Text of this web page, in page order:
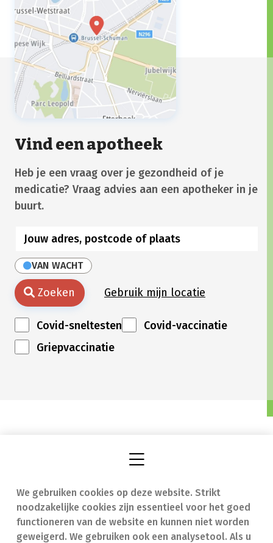
We gebruiken cookies op deze website. Strikt
noodzakelijke cookies zijn essentieel voor het goed
functioneren van de website en kunnen niet worden
geweigerd. We gebruiken ook een analysetool. Als u
Vind een apotheek
Heb je een vraag over je gezondheid of je
medicatie? Vraag advies aan een apotheker in je
buurt.
VAN WACHT
Zoeken Gebruik mijn locatie
Covid-sneltesten
Covid-vaccinatie
Griepvaccinatie
Vind een apotheek
Onze expertise
In geval van nood
Contact